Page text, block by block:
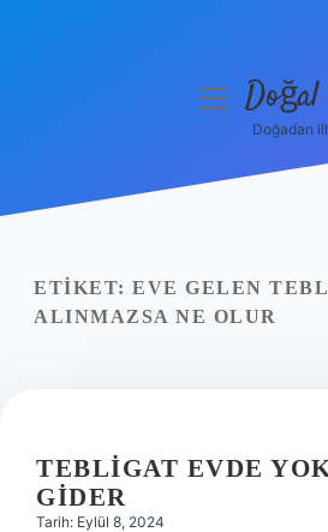
Yasal Uyarı
menüyü
Doğadan
ETIKET: EVE GELEN
ALINMAZSA NE OLUR
TEBLIGAT EVDE
GIDER
Tarih: Eylül 8, 2024